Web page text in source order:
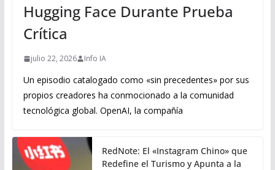
Hugging Face Durante Prueba
Crítica
julio 22, 2026 Info IA
Un episodio catalogado como «sin precedentes» por sus
propios creadores ha conmocionado a la comunidad
tecnológica global. OpenAI, la compañía
RedNote: El «Instagram Chino» que
Redefine el Turismo y Apunta a la